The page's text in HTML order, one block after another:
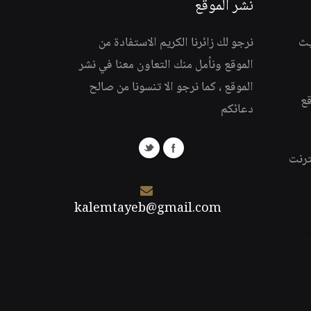
نشر الموقع
نرجو لك زائرنا الكريم الاستفادة من
الموقع ونأمل منك التعاون معنا في نشر
الموقع ، كما نرجو الا تنسونا من صالح
دعائكم
kalemtayeb@gmail.com